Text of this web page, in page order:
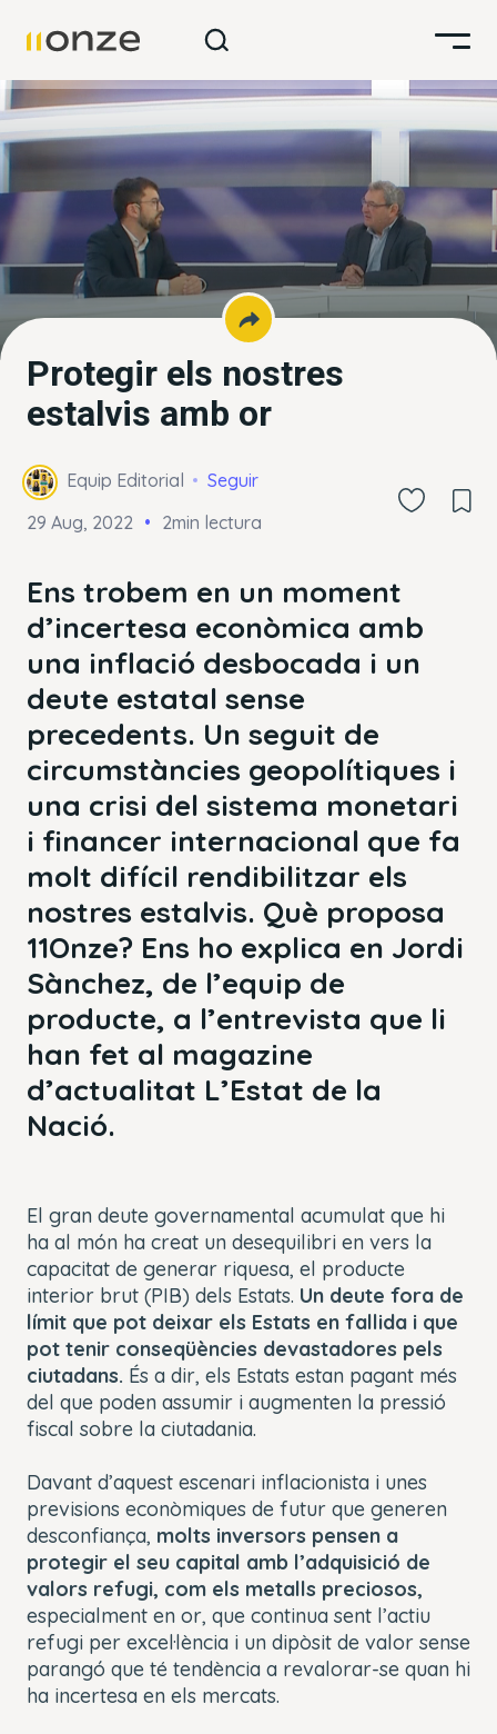
Protegir els nostres
estalvis amb or
Equip Editorial
Seguir
29 Aug, 2022
2min lectura
Ens trobem en un moment
d’incertesa econòmica amb
una inflació desbocada i un
deute estatal sense
precedents. Un seguit de
circumstàncies geopolítiques i
una crisi del sistema monetari
i financer internacional que fa
molt difícil rendibilitzar els
nostres estalvis. Què proposa
11Onze? Ens ho explica en Jordi
Sànchez, de l’equip de
producte, a l’entrevista que li
han fet al magazine
d’actualitat L’Estat de la
Nació.
El gran deute governamental acumulat que hi
ha al món ha creat un desequilibri en vers la
capacitat de generar riquesa, el producte
interior brut (PIB) dels Estats. Un deute fora de
límit que pot deixar els Estats en fallida i que
pot tenir conseqüències devastadores pels
ciutadans. És a dir, els Estats estan pagant més
del que poden assumir i augmenten la pressió
fiscal sobre la ciutadania.
Davant d’aquest escenari inflacionista i unes
previsions econòmiques de futur que generen
desconfiança, molts inversors pensen a
protegir el seu capital amb l’adquisició de
valors refugi, com els metalls preciosos,
especialment en or, que continua sent l’actiu
refugi per excel·lència i un dipòsit de valor sense
parangó que té tendència a revalorar-se quan hi
ha incertesa en els mercats.